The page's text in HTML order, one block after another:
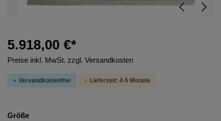
5.918,00 €*
Preise inkl. MwSt. zzgl. Versandkosten
Versandkostenfrei Lieferzeit: 4-5 Monate
Größe